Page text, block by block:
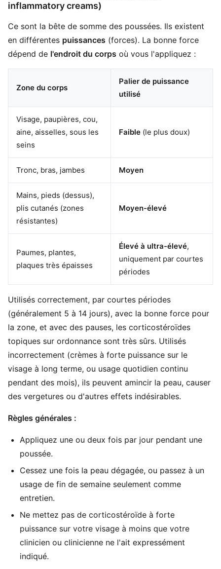
inflammatory creams)
Ce sont la bête de somme des poussées. Ils existent
en différentes puissances (forces). La bonne force
dépend de l'endroit du corps où vous l'appliquez :
Zone du corps
Palier de puissance
utilisé
Visage, paupières, cou,
aine, aisselles, sous les
seins
Faible (le plus doux)
Tronc, bras, jambes Moyen
Mains, pieds (dessus),
plis cutanés (zones
résistantes)
Moyen-élevé
Paumes, plantes,
plaques très épaisses
Élevé à ultra-élevé,
uniquement par courtes
périodes
Utilisés correctement, par courtes périodes
(généralement 5 à 14 jours), avec la bonne force pour
la zone, et avec des pauses, les corticostéroïdes
topiques sur ordonnance sont très sûrs. Utilisés
incorrectement (crèmes à forte puissance sur le
visage à long terme, ou usage quotidien continu
pendant des mois), ils peuvent amincir la peau, causer
des vergetures ou d'autres effets indésirables.
Règles générales :
Appliquez une ou deux fois par jour pendant une
poussée.
Cessez une fois la peau dégagée, ou passez à un
usage de fin de semaine seulement comme
entretien.
Ne mettez pas de corticostéroïde à forte
puissance sur votre visage à moins que votre
clinicien ou clinicienne ne l'ait expressément
indiqué.